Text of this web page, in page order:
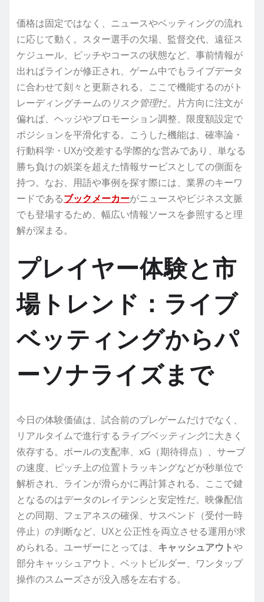
価格は固定ではなく、ニュースやベッティングの流れ
に応じて動く。スター選手の欠場、監督交代、遠征ス
ケジュール、ピッチやコースの状態など、事前情報が
出ればラインが修正され、ゲーム中でもライブデータ
に合わせて刻々と更新される。ここで機能するのがト
レーディングチームの リスク管理だ。片方向に注文が
偏れば、ヘッジやプロモーション調整、限度額設定で
ポジションを平滑化する。こうした機能は、確率論・
行動科学・UXが交差する学際的な営みであり、単なる
勝ち負けの娯楽を超えた情報サービスとしての側面を
持つ。なお、用語や事例を探す際には、業界のキーワ
ードであるブックメーカーがニュースやビジネス文脈
でも登場するため、幅広い情報ソースを参照すると理
解が深まる。
プレイヤー体験と市
場トレンド：ライブ
ベッティングからパ
ーソナライズまで
今日の体験価値は、試合前のプレゲームだけでなく、
リアルタイムで進行する ライブベッティングに大きく
依存する。ボールの支配率、xG（期待得点）、サーブ
の速度、ピッチ上の位置トラッキングなどが秒単位で
解析され、ラインが滑らかに再計算される。ここで鍵
となるのはデータのレイテンシと安定性だ。映像配信
との同期、フェアネスの確保、サスペンド（受付一時
停止）の判断など、UXと公正性を両立させる運用が求
められる。ユーザーにとっては、 キャッシュアウトや
部分キャッシュアウト、ベットビルダー、ワンタップ
操作のスムーズさが没入感を左右する。